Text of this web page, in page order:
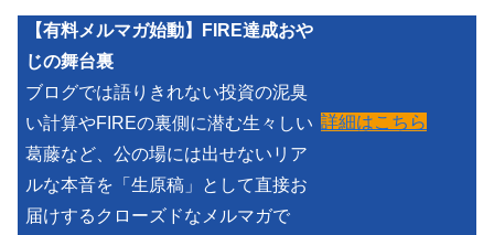
【有料メルマガ始動】FIRE達成おや
じの舞台裏
ブログでは語りきれない投資の泥臭
い計算やFIREの裏側に潜む生々しい
葛藤など、公の場には出せないリア
ルな本音を「生原稿」として直接お
届けするクローズドなメルマガで
詳細はこちら